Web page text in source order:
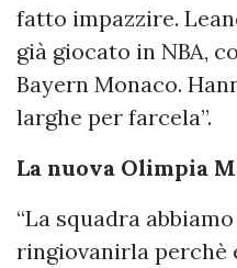
fatto impazzire.
già giocato in NBA,
Bayern Monaco.
larghe per farcela”.
La nuova Olimpia
“La squadra
ringiovanirla perchè